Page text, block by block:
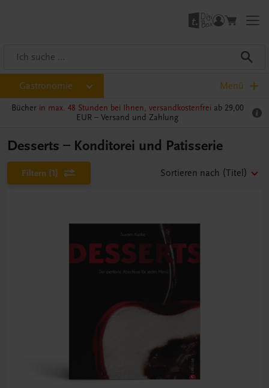
Gastronomie Menü
Bücher in max. 48 Stunden bei Ihnen, versandkostenfrei ab 29,00
EUR – Versand und Zahlung
Desserts – Konditorei und Patisserie
Filtern (1) Sortieren nach (Titel)